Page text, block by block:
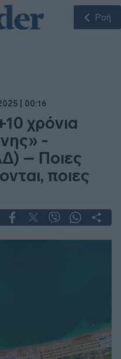
Ροή
| 00:16
χρόνια
-
– Ποιες
ποιες